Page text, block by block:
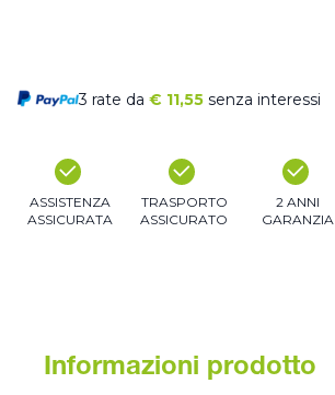
3 rate da € 11,55 senza interessi
ASSISTENZA
ASSICURATA
TRASPORTO
ASSICURATO
2 ANNI
GARANZIA
Informazioni prodotto